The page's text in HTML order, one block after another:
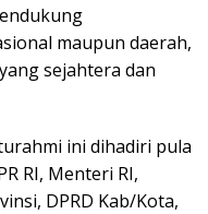
maupun daerah,
sejahtera dan
ini dihadiri pula
RI, Menteri RI,
DPRD Kab/Kota,